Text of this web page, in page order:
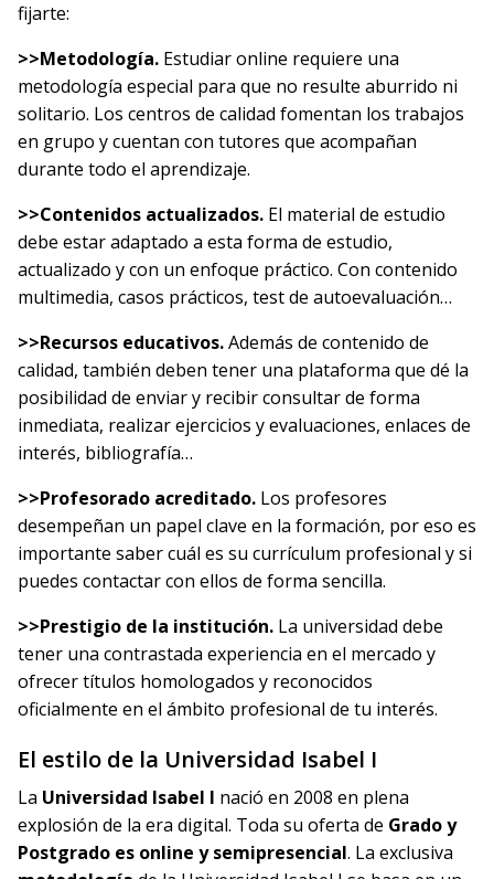
fijarte:
>>Metodología. Estudiar online requiere una
metodología especial para que no resulte aburrido ni
solitario. Los centros de calidad fomentan los trabajos
en grupo y cuentan con tutores que acompañan
durante todo el aprendizaje.
>>Contenidos actualizados. El material de estudio
debe estar adaptado a esta forma de estudio,
actualizado y con un enfoque práctico. Con contenido
multimedia, casos prácticos, test de autoevaluación…
>>Recursos educativos.Además de contenido de
calidad, también deben tener una plataforma que dé la
posibilidad de enviar y recibir consultar de forma
inmediata, realizar ejercicios y evaluaciones, enlaces de
interés, bibliografía…
>>Profesorado acreditado. Los profesores
desempeñan un papel clave en la formación, por eso es
importante saber cuál es su currículum profesional y si
puedes contactar con ellos de forma sencilla.
>>Prestigio de la institución. La universidad debe
tener una contrastada experiencia en el mercado y
ofrecer títulos homologados y reconocidos
oficialmente en el ámbito profesional de tu interés.
El estilo de la Universidad Isabel I
La Universidad Isabel I nació en 2008 en plena
explosión de la era digital. Toda su oferta de Grado y
Postgrado es online y semipresencial. La exclusiva